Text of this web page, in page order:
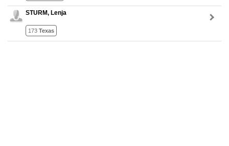
STURM, Lenja
173 Texas